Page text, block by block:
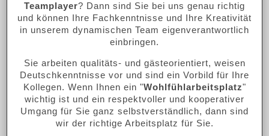
Teamplayer? Dann sind Sie bei uns genau richtig
und können Ihre Fachkenntnisse und Ihre Kreativität
in unserem dynamischen Team eigenverantwortlich
einbringen.
Sie arbeiten qualitäts- und gästeorientiert, weisen
Deutschkenntnisse vor und sind ein Vorbild für Ihre
Kollegen. Wenn Ihnen ein "Wohlfühlarbeitsplatz"
wichtig ist und ein respektvoller und kooperativer
Umgang für Sie ganz selbstverständlich, dann sind
wir der richtige Arbeitsplatz für Sie.